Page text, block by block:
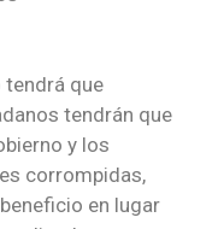
tendrá que
tendrán que
y los
corrompidas,
en lugar